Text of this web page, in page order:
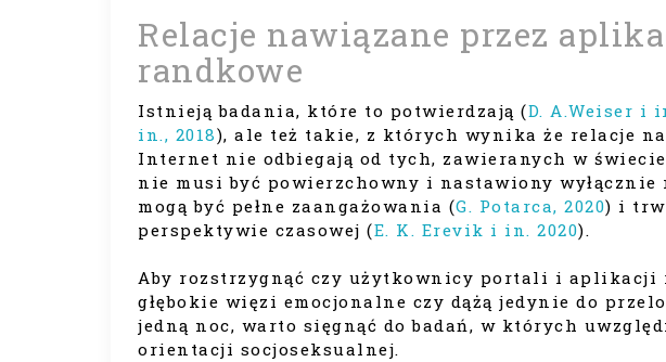
Relacje nawiązane przez
randkowe
Istnieją badania, które to potwierdzają (D. A.Weiser i
in., 2018), ale też takie, z których wynika że relacje
Internet nie odbiegają od tych, zawieranych w
nie musi być powierzchowny i nastawiony wyłącznie
mogą być pełne zaangażowania (G. Potarca, 2020) i
perspektywie czasowej (E. K. Erevik i in. 2020).
Aby rozstrzygnąć czy użytkownicy portali i aplikacji
głębokie więzi emocjonalne czy dążą jedynie do
jedną noc, warto sięgnąć do badań, w których
orientacji socjoseksualnej.